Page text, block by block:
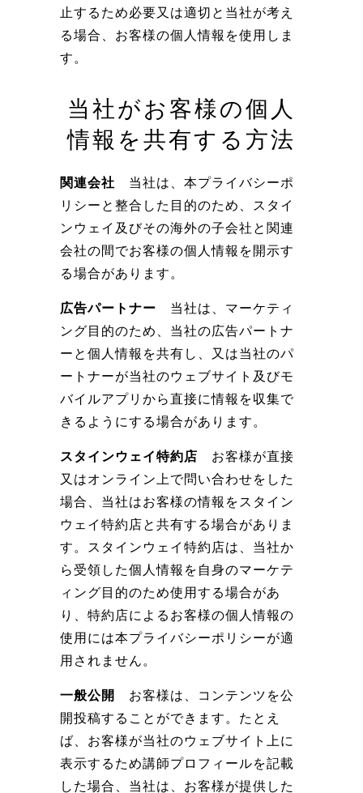
止するため必要又は適切と当社が考え
る場合、お客様の個人情報を使用しま
す。
当社がお客様の個人
情報を共有する方法
関連会社 当社は、本プライバシーポ
リシーと整合した目的のため、スタイ
ンウェイ及びその海外の子会社と関連
会社の間でお客様の個人情報を開示す
る場合があります。
広告パートナー 当社は、マーケティ
ング目的のため、当社の広告パートナ
ーと個人情報を共有し、又は当社のパ
ートナーが当社のウェブサイト及びモ
バイルアプリから直接に情報を収集で
きるようにする場合があります。
スタインウェイ特約店 お客様が直接
又はオンライン上で問い合わせをした
場合、当社はお客様の情報をスタイン
ウェイ特約店と共有する場合がありま
す。スタインウェイ特約店は、当社か
ら受領した個人情報を自身のマーケテ
ィング目的のため使用する場合があ
り、特約店によるお客様の個人情報の
使用には本プライバシーポリシーが適
用されません。
一般公開 お客様は、コンテンツを公
開投稿することができます。たとえ
ば、お客様が当社のウェブサイト上に
表示するため講師プロフィールを記載
した場合、当社は、お客様が提供した